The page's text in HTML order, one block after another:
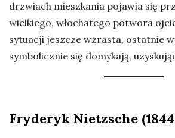
drzwiach mieszkania pojawia się
wielkiego, włochatego potwora
sytuacji jeszcze wzrasta, ostatnie
symbolicznie się domykają,
Fryderyk Nietzsche